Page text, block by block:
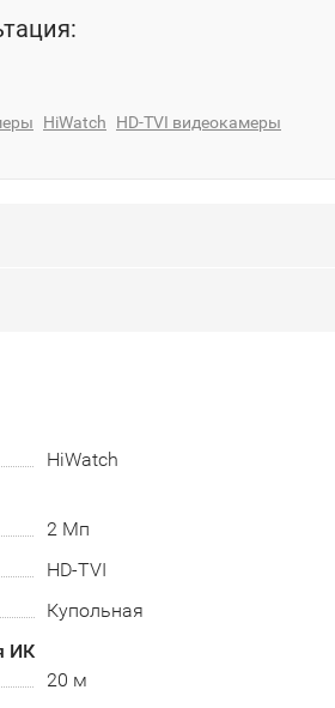
HiWatch
HD-TVI видеокамеры
HiWatch
2 Мп
HD-TVI
Купольная
ИК
20 м